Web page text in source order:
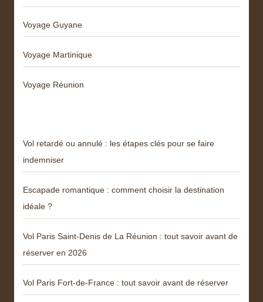
Voyage Guyane
Voyage Martinique
Voyage Réunion
Vol retardé ou annulé : les étapes clés pour se faire
indemniser
Escapade romantique : comment choisir la destination
idéale ?
Vol Paris Saint-Denis de La Réunion : tout savoir avant de
réserver en 2026
Vol Paris Fort-de-France : tout savoir avant de réserver